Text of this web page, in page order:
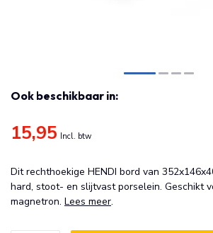
Ook beschikbaar in:
15,95 Incl. btw
Dit rechthoekige HENDI bord van
hard, stoot- en slijtvast porselein. Geschikt
magnetron. Lees meer.